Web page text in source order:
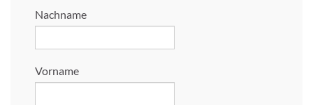
Nachname
Vorname